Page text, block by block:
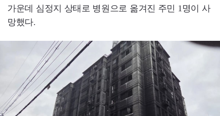
가운데 심정지 상태로 병원으로 옮겨진 주민 1명이 사
망했다.